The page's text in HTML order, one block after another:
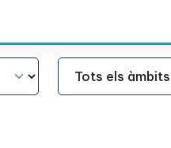
Àmbit Funcional